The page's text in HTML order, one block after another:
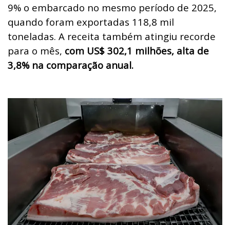
9% o embarcado no mesmo período de 2025,
quando foram exportadas 118,8 mil
toneladas. A receita também atingiu recorde
para o mês, com US$ 302,1 milhões, alta de
3,8% na comparação anual.